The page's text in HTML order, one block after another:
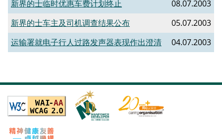
新界的士临时优惠车费计划终止
08.07.2003
新界的士车主及司机调查结果公布
05.07.2003
运输署就电子行人过路发声器表现作出澄清
04.07.2003